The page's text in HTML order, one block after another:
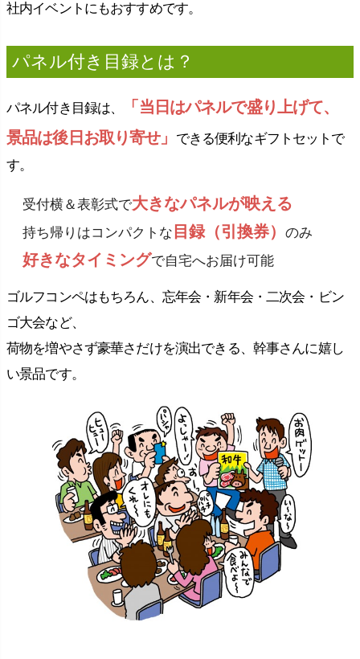
社内イベントにもおすすめです。
パネル付き目録とは？
パネル付き目録は、
「当日はパネルで盛り上げて、
景品は後日お取り寄せ」
できる便利なギフトセットで
す。
受付横＆表彰式で大きなパネルが映える
持ち帰りはコンパクトな 目録（引換券）のみ
好きなタイミングで自宅へお届け可能
ゴルフコンペはもちろん、忘年会・新年会・二次会・ビン
ゴ大会など、
荷物を増やさず豪華さだけを演出できる、幹事さんに嬉し
い景品です。